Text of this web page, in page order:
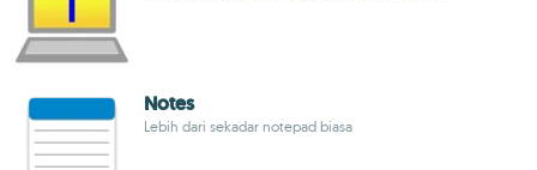
Notes
Lebih dari sekadar notepad biasa